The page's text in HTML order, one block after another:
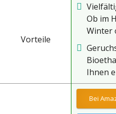
Vorteile
Ob im
Winter
Ihnen
Bei